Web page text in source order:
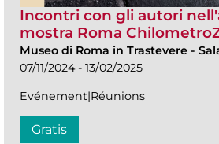
Incontri con gli autori
mostra Roma
Museo di Roma in Trastevere -
07/11/2024 - 13/02/2025
Evénement|Réunions
Gratis